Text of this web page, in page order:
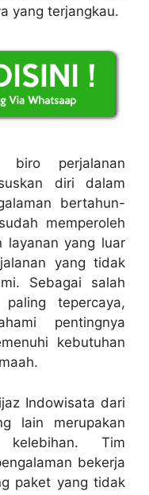
yang terjangkau.
biro perjalanan
diri dalam
bertahun-
memperoleh
layanan yang luar
yang tidak
Sebagai salah
tepercaya,
pentingnya
kebutuhan
Indowisata dari
lain merupakan
Tim
bekerja
paket yang tidak